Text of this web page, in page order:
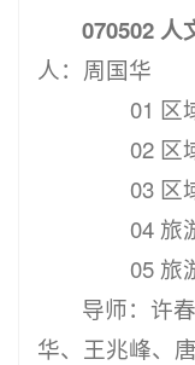
070502 人
人：周国华
01 区域
02 区域
03 区域
04 旅
05 旅游
导师：许
华、王兆峰、